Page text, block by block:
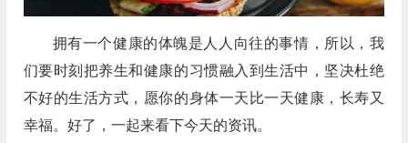
拥有一个健康的体魄是人人向往的事情，所以，我
们要时刻把养生和健康的习惯融入到生活中，坚决杜绝
不好的生活方式，愿你的身体一天比一天健康，长寿又
幸福。好了，一起来看下今天的资讯。